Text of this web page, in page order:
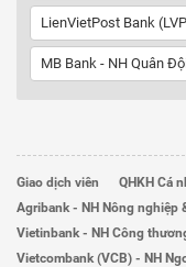
LienVietPost Bank
MB Bank - NH Quân
Giao dịch viên QHKH Cá
Agribank - NH Nông nghiệp
Vietinbank - NH Công
Vietcombank (VCB) - NH